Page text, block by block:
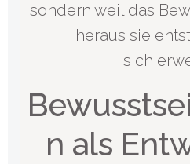
sondern weil das
heraus sie
sich
n als